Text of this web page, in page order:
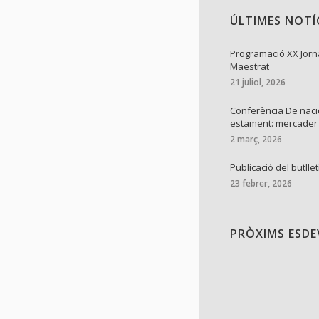
ÚLTIMES
Programació XX
Maestrat
21 juliol, 2026
Conferència De
estament: mercader
2 març, 2026
Publicació del
23 febrer, 2026
PRÒXIMS